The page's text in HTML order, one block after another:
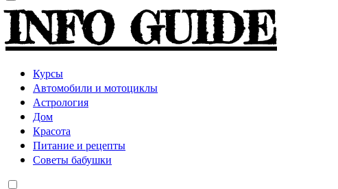
INFO GUIDE
Курсы
Автомобили и мотоциклы
Астрология
Дом
Красота
Питание и рецепты
Советы бабушки